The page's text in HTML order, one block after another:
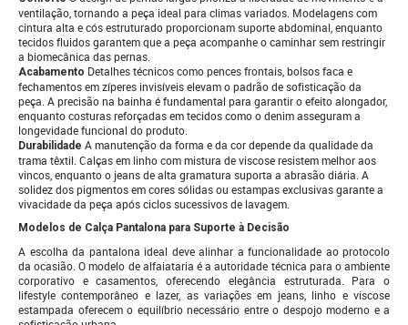
ventilação, tornando a peça ideal para climas variados. Modelagens com
cintura alta e cós estruturado proporcionam suporte abdominal, enquanto
tecidos fluidos garantem que a peça acompanhe o caminhar sem restringir
a biomecânica das pernas.
Acabamento Detalhes técnicos como pences frontais, bolsos faca e
fechamentos em zíperes invisíveis elevam o padrão de sofisticação da
peça. A precisão na bainha é fundamental para garantir o efeito alongador,
enquanto costuras reforçadas em tecidos como o denim asseguram a
longevidade funcional do produto.
Durabilidade A manutenção da forma e da cor depende da qualidade da
trama têxtil. Calças em linho com mistura de viscose resistem melhor aos
vincos, enquanto o jeans de alta gramatura suporta a abrasão diária. A
solidez dos pigmentos em cores sólidas ou estampas exclusivas garante a
vivacidade da peça após ciclos sucessivos de lavagem.
Modelos de Calça Pantalona para Suporte à Decisão
A escolha da pantalona ideal deve alinhar a funcionalidade ao protocolo
da ocasião. O modelo de alfaiataria é a autoridade técnica para o ambiente
corporativo e casamentos, oferecendo elegância estruturada. Para o
lifestyle contemporâneo e lazer, as variações em jeans, linho e viscose
estampada oferecem o equilíbrio necessário entre o despojo moderno e a